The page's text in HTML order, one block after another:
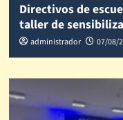
Directivos de
taller de
administrador 07/08/